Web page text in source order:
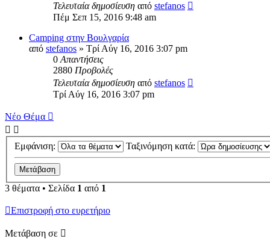
Τελευταία δημοσίευση από stefanos
Πέμ Σεπ 15, 2016 9:48 am
Camping στην Βουλγαρία
από stefanos » Τρί Αύγ 16, 2016 3:07 pm
0 Απαντήσεις
2880 Προβολές
Τελευταία δημοσίευση από stefanos
Τρί Αύγ 16, 2016 3:07 pm
Νέο Θέμα
Εμφάνιση: Ταξινόμηση κατά:
3 θέματα • Σελίδα 1 από 1
Επιστροφή στο ευρετήριο
Μετάβαση σε